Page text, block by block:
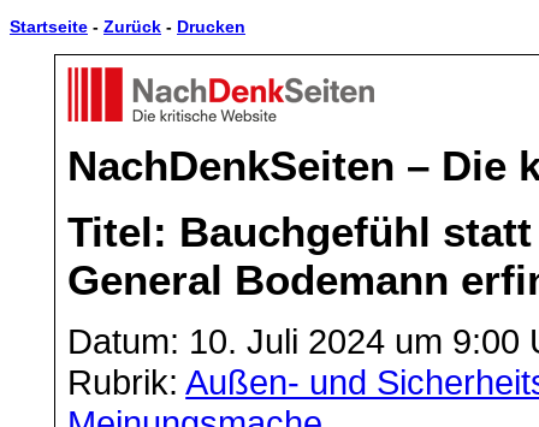
Startseite - Zurück - Drucken
NachDenkSeiten – Die
Titel: Bauchgefühl
General Bodemann
Datum: 10. Juli 2024 um 9:00
Rubrik:Außen- und